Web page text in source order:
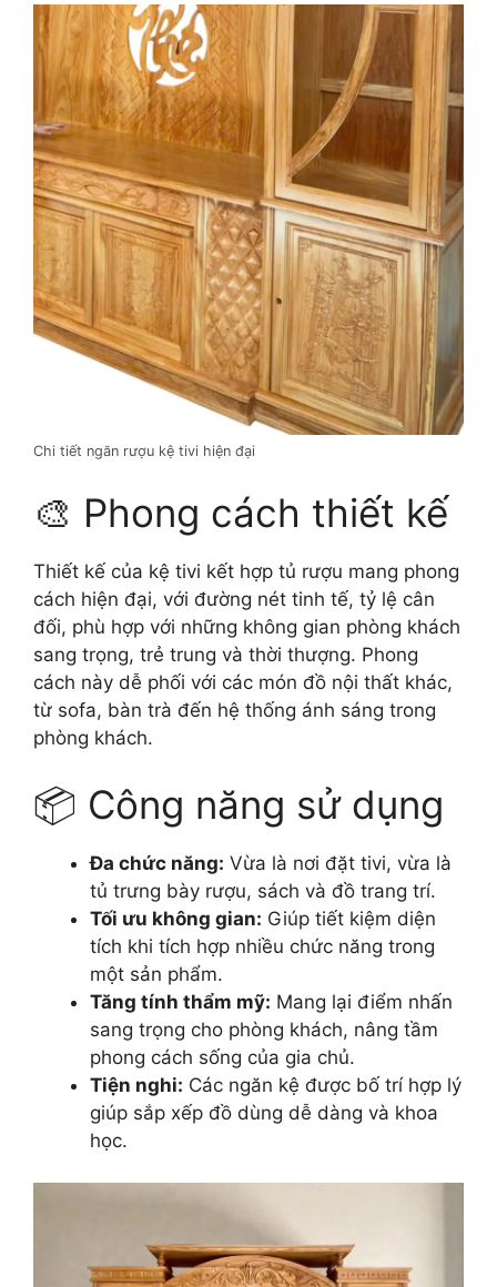
Chi tiết ngăn rượu kệ tivi hiện đại
🎨 Phong cách thiết kế
Thiết kế của kệ tivi kết hợp tủ rượu mang phong
cách hiện đại, với đường nét tinh tế, tỷ lệ cân
đối, phù hợp với những không gian phòng khách
sang trọng, trẻ trung và thời thượng. Phong
cách này dễ phối với các món đồ nội thất khác,
từ sofa, bàn trà đến hệ thống ánh sáng trong
phòng khách.
📦 Công năng sử dụng
Đa chức năng: Vừa là nơi đặt tivi, vừa là
tủ trưng bày rượu, sách và đồ trang trí.
Tối ưu không gian: Giúp tiết kiệm diện
tích khi tích hợp nhiều chức năng trong
một sản phẩm.
Tăng tính thẩm mỹ: Mang lại điểm nhấn
sang trọng cho phòng khách, nâng tầm
phong cách sống của gia chủ.
Tiện nghi: Các ngăn kệ được bố trí hợp lý
giúp sắp xếp đồ dùng dễ dàng và khoa
học.